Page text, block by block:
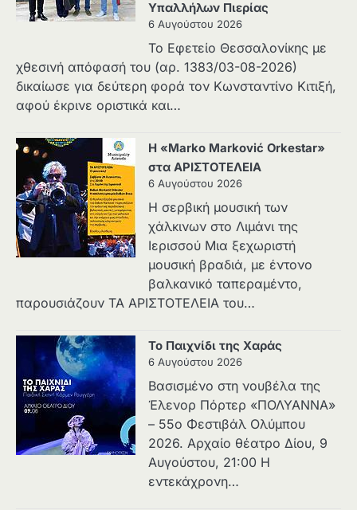
Υπαλλήλων Πιερίας
6 Αυγούστου 2026
Το Εφετείο Θεσσαλονίκης με
χθεσινή απόφασή του (αρ. 1383/03-08-2026)
δικαίωσε για δεύτερη φορά τον Κωνσταντίνο Κιτιξή,
αφού έκρινε οριστικά και…
Η «Marko Marković Orkestar»
στα ΑΡΙΣΤΟΤΕΛΕΙΑ
6 Αυγούστου 2026
Η σερβική μουσική των
χάλκινων στο Λιμάνι της
Ιερισσού Μια ξεχωριστή
μουσική βραδιά, με έντονο
βαλκανικό ταπεραμέντο,
παρουσιάζουν ΤΑ ΑΡΙΣΤΟΤΕΛΕΙΑ του…
Το Παιχνίδι της Χαράς
6 Αυγούστου 2026
Βασισμένο στη νουβέλα της
Έλενορ Πόρτερ «ΠΟΛΥΑΝΝΑ»
– 55ο Φεστιβάλ Ολύμπου
2026. Αρχαίο θέατρο Δίου, 9
Αυγούστου, 21:00 Η
εντεκάχρονη…